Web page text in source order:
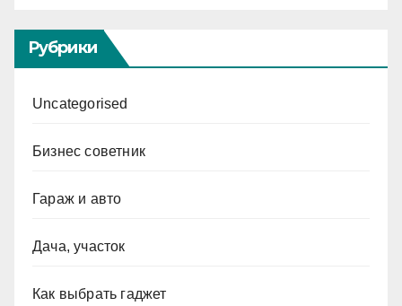
Рубрики
Uncategorised
Бизнес советник
Гараж и авто
Дача, участок
Как выбрать гаджет